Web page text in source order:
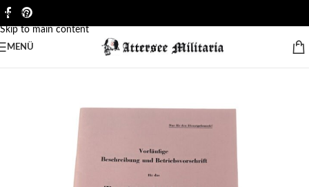
Skip to navigation
Skip to main content
MENÜ